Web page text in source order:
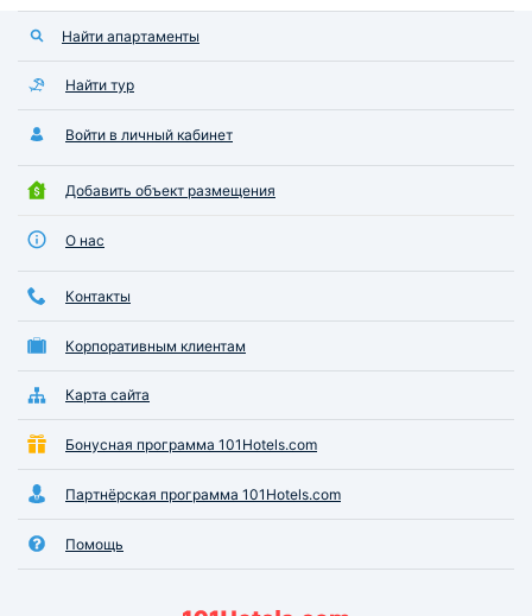
Найти апартаменты
Найти тур
Войти в личный кабинет
Добавить объект размещения
О нас
Контакты
Корпоративным клиентам
Карта сайта
Бонусная программа 101Hotels.com
Партнёрская программа 101Hotels.com
Помощь